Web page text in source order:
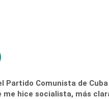
Partido Comunista de
me hice socialista, más